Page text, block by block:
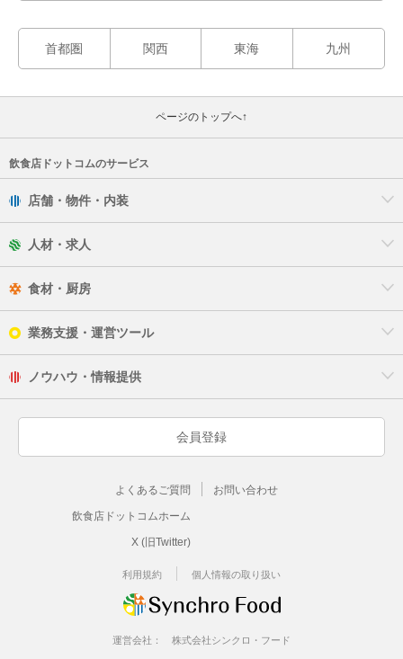
首都圏 関西 東海 九州
ページのトップへ↑
飲食店ドットコムのサービス
店舗・物件・内装
人材・求人
食材・厨房
業務支援・運営ツール
ノウハウ・情報提供
会員登録
よくあるご質問 お問い合わせ
飲食店ドットコムホーム
X (旧Twitter)
利用規約 個人情報の取り扱い
運営会社： 株式会社シンクロ・フード